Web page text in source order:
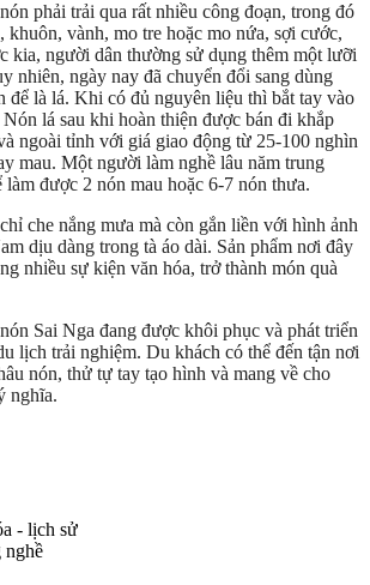
phải trải qua rất nhiều công đoạn, trong đó
khuôn, vành, mo tre hoặc mo nứa, sợi cước,
kia, người dân thường sử dụng thêm một lưỡi
nhiên, ngày nay đã chuyển đổi sang dùng
để là lá. Khi có đủ nguyên liệu thì bắt tay vào
lá sau khi hoàn thiện được bán đi khắp
ngoài tỉnh với giá giao động từ 25-100 nghìn
mau. Một người làm nghề lâu năm trung
được 2 nón mau hoặc 6-7 nón thưa.
che nắng mưa mà còn gắn liền với hình ảnh
dịu dàng trong tà áo dài. Sản phẩm nơi đây
nhiều sự kiện văn hóa, trở thành món quà
Sai Nga đang được khôi phục và phát triển
lịch trải nghiệm. Du khách có thể đến tận nơi
nón, thử tự tay tạo hình và mang về cho
nghĩa.
- lịch sử
nghề